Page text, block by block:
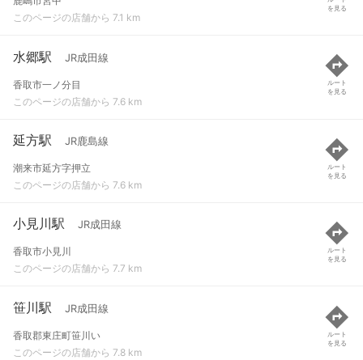
このページの店舗から 7.1 km
を見る
水郷駅 JR成田線
香取市一ノ分目
このページの店舗から 7.6 km
ルート
を見る
延方駅 JR鹿島線
潮来市延方字押立
このページの店舗から 7.6 km
ルート
を見る
小見川駅 JR成田線
香取市小見川
このページの店舗から 7.7 km
ルート
を見る
笹川駅 JR成田線
香取郡東庄町笹川い
このページの店舗から 7.8 km
ルート
を見る